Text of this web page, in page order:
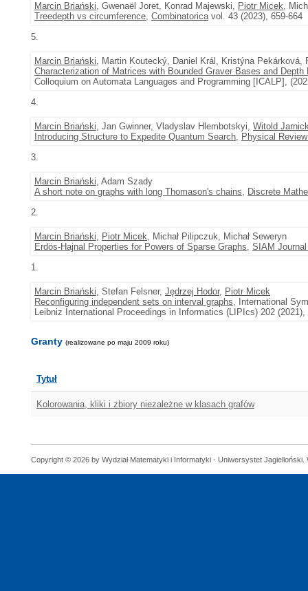
Marcin Briański, Gwenaël Joret, Konrad Majewski, Piotr Micek,
Treedepth vs circumference, Combinatoricavol. 43 (2023), 659-664
5.
Marcin Briański, Martin Koutecký, Daniel Král, Kristýna Pekárková,
Characterization of Matrices with Bounded Graver Bases and
Colloquium on Automata Languages and Programming [ICALP],
4.
Marcin Briański, Jan Gwinner, Vladyslav Hlembotskyi, Witold
Introducing Structure to Expedite Quantum Search, Physical
3.
Marcin Briański, Adam Szady
A short note on graphs with long Thomason's chains, Discrete
2.
Marcin Briański, Piotr Micek, Michał Pilipczuk, Michał Seweryn
Erdös-Hajnal Properties for Powers of Sparse Graphs, SIAM
1.
Marcin Briański, Stefan Felsner, Jędrzej Hodor, Piotr Micek
Reconfiguring independent sets on interval graphs, International
Leibniz International Proceedings in Informatics (LIPIcs) 202 (2021),
Granty (realizowane po maju 2009 roku)
Tytuł
Kolorowania, kliki i zbiory niezależne w klasach grafów
Copyright © 2026 by Wydział Matematyki i Informatyki - Uniwersystet